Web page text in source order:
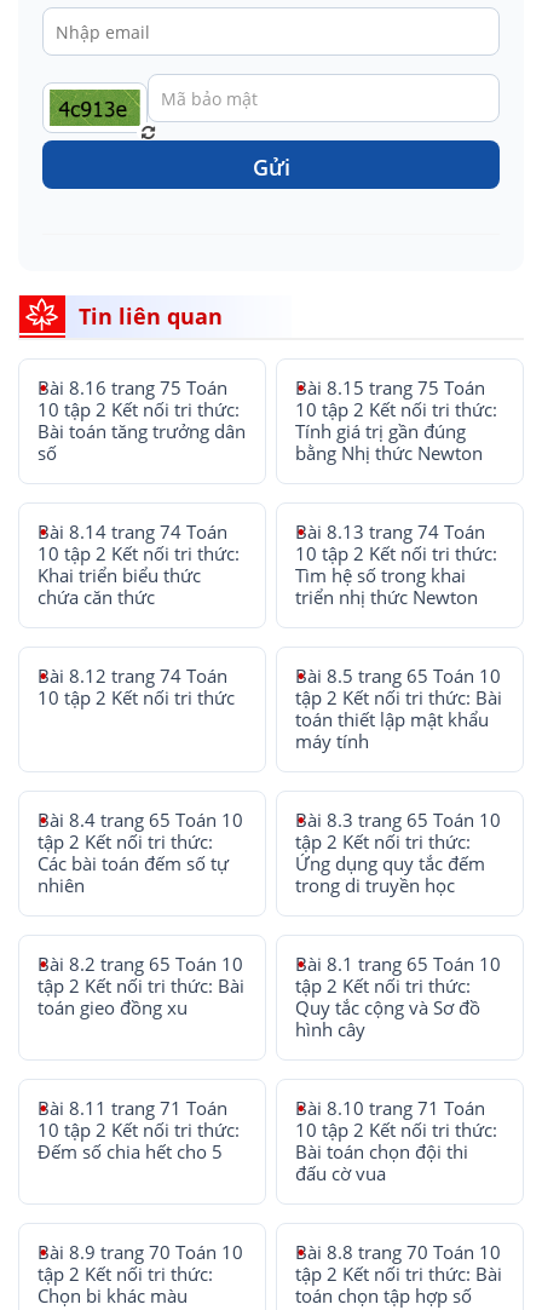
Gửi
Tin liên quan
Bài 8.16 trang 75 Toán
10 tập 2 Kết nối tri thức:
Bài toán tăng trưởng dân
số
Bài 8.15 trang 75 Toán
10 tập 2 Kết nối tri thức:
Tính giá trị gần đúng
bằng Nhị thức Newton
Bài 8.14 trang 74 Toán
10 tập 2 Kết nối tri thức:
Khai triển biểu thức
chứa căn thức
Bài 8.13 trang 74 Toán
10 tập 2 Kết nối tri thức:
Tìm hệ số trong khai
triển nhị thức Newton
Bài 8.12 trang 74 Toán
10 tập 2 Kết nối tri thức
Bài 8.5 trang 65 Toán 10
tập 2 Kết nối tri thức: Bài
toán thiết lập mật khẩu
máy tính
Bài 8.4 trang 65 Toán 10
tập 2 Kết nối tri thức:
Các bài toán đếm số tự
nhiên
Bài 8.3 trang 65 Toán 10
tập 2 Kết nối tri thức:
Ứng dụng quy tắc đếm
trong di truyền học
Bài 8.2 trang 65 Toán 10
tập 2 Kết nối tri thức: Bài
toán gieo đồng xu
Bài 8.1 trang 65 Toán 10
tập 2 Kết nối tri thức:
Quy tắc cộng và Sơ đồ
hình cây
Bài 8.11 trang 71 Toán
10 tập 2 Kết nối tri thức:
Đếm số chia hết cho 5
Bài 8.10 trang 71 Toán
10 tập 2 Kết nối tri thức:
Bài toán chọn đội thi
đấu cờ vua
Bài 8.9 trang 70 Toán 10
tập 2 Kết nối tri thức:
Chọn bi khác màu
Bài 8.8 trang 70 Toán 10
tập 2 Kết nối tri thức: Bài
toán chọn tập hợp số